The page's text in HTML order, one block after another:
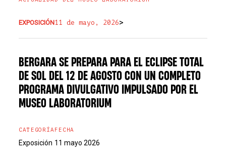
EXPOSICIÓN11 de mayo, 2026>
BERGARA SE PREPARA PARA EL ECLIPSE TOTAL
DE SOL DEL 12 DE AGOSTO CON UN COMPLETO
PROGRAMA DIVULGATIVO IMPULSADO POR EL
MUSEO LABORATORIUM
CATEGORÍA
Exposición
FECHA
11 mayo 2026